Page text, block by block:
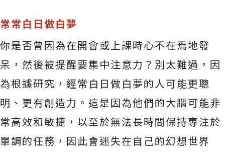
常常白日做白夢
你是否曾因為在開會或上課時心不在焉地發
呆，然後被提醒要集中注意力？別太難過，因
為根據研究，經常白日做白夢的人可能更聰
明、更有創造力。這是因為他們的大腦可能非
常高效和敏捷，以至於無法長時間保持專注於
單調的任務，因此會迷失在自己的幻想世界